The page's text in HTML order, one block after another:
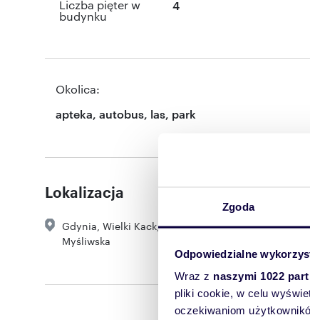
Zgoda
Odpowiedzialne
Wraz z naszymi 1022
pliki cookie, w celu
oczekiwaniom
Liczba pięter w
budynku
4
Okolica:
apteka, autobus, las, park
Lokalizacja
Gdynia Wielki Kack,
Myśliwska